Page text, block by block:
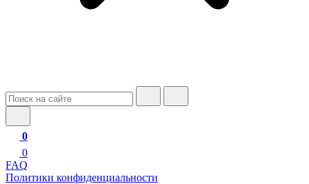
0
0
FAQ
Политики конфиденциальности